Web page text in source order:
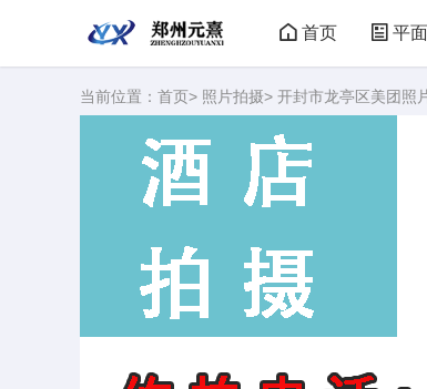
首页 平
当前位置： 首页> 照片拍摄> 开封市龙亭区美团